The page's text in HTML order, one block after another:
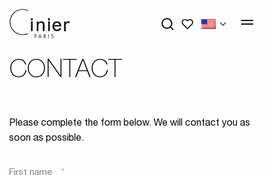
My wishlists
CONTACT
Please complete the form below. We will contact you as
soon as possible.
First name *